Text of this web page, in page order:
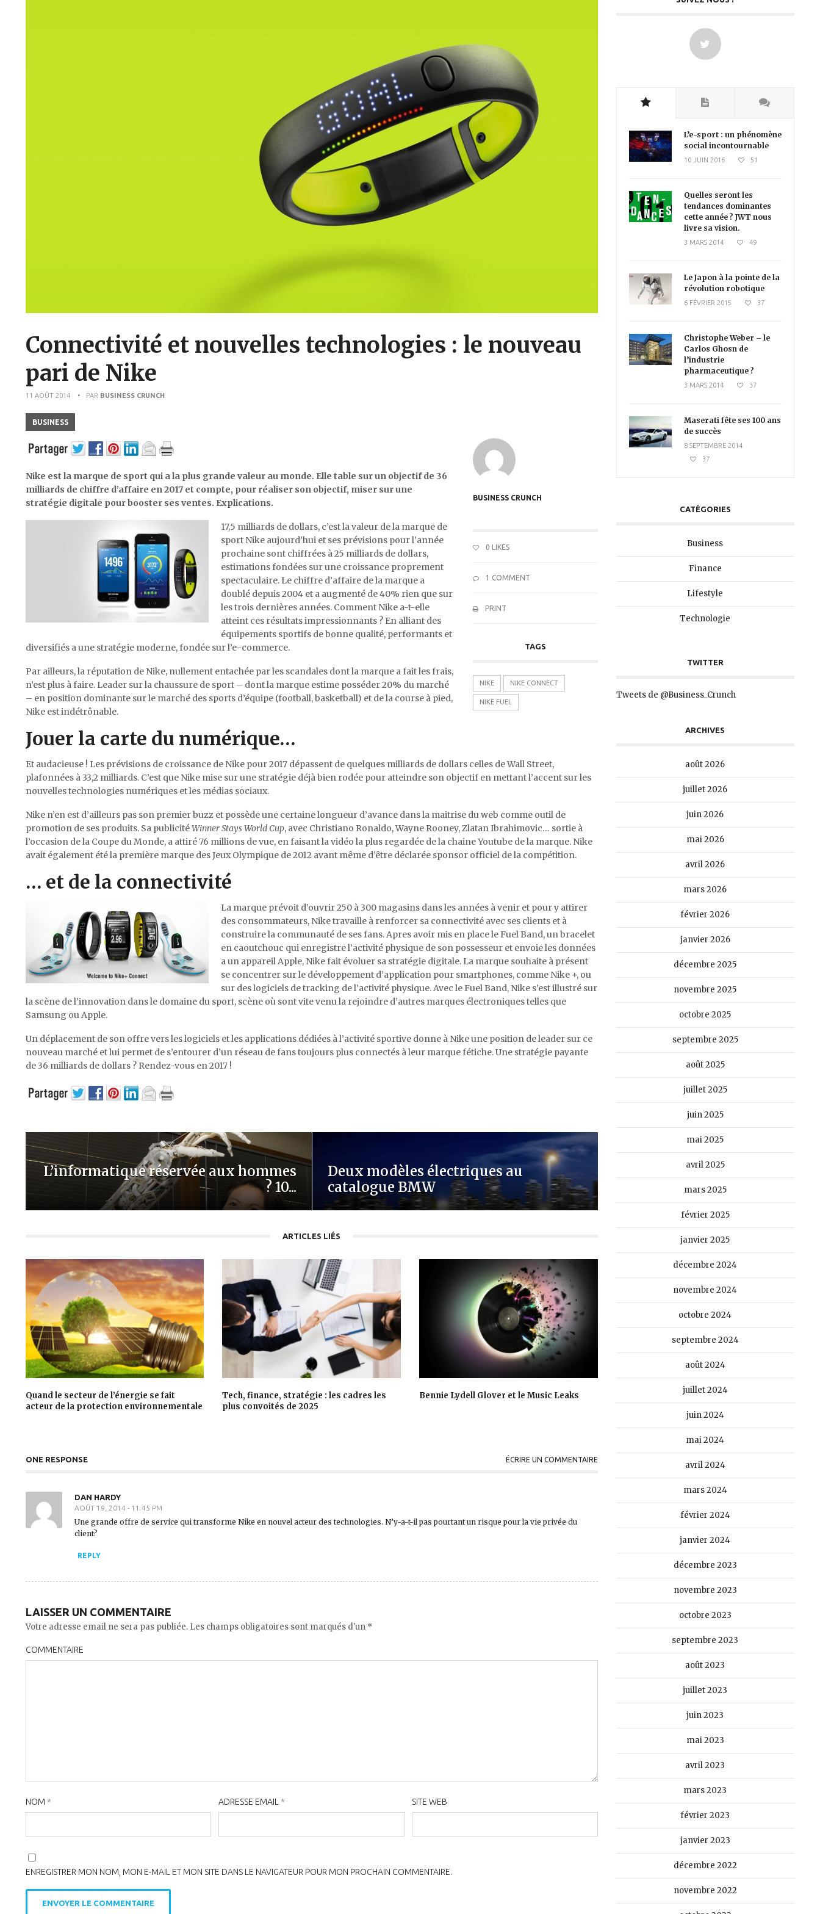
Connectivité et nouvelles technologies : le nouveau
pari de Nike
11 AOÛT 2014 • PAR BUSINESS CRUNCH
BUSINESS
BUSINESS CRUNCH
0 LIKES
1 COMMENT
PRINT
TAGS
NIKE NIKE CONNECT
NIKE FUEL
Nike est la marque de sport qui a la plus grande valeur au monde. Elle table sur un objectif de 36
milliards de chiffre d’affaire en 2017 et compte, pour réaliser son objectif, miser sur une
stratégie digitale pour booster ses ventes. Explications.
17,5 milliards de dollars, c’est la valeur de la marque de
sport Nike aujourd’hui et ses prévisions pour l’année
prochaine sont chiffrées à 25 milliards de dollars,
estimations fondées sur une croissance proprement
spectaculaire. Le chiffre d’affaire de la marque a
doublé depuis 2004 et a augmenté de 40% rien que sur
les trois dernières années. Comment Nike a-t-elle
atteint ces résultats impressionnants ? En alliant des
équipements sportifs de bonne qualité, performants et
diversifiés a une stratégie moderne, fondée sur l’e-commerce.
Par ailleurs, la réputation de Nike, nullement entachée par les scandales dont la marque a fait les frais,
n’est plus à faire. Leader sur la chaussure de sport – dont la marque estime posséder 20% du marché
– en position dominante sur le marché des sports d’équipe (football, basketball) et de la course à pied,
Nike est indétrônable.
Jouer la carte du numérique…
Et audacieuse ! Les prévisions de croissance de Nike pour 2017 dépassent de quelques milliards de dollars celles de Wall Street,
plafonnées à 33,2 milliards. C’est que Nike mise sur une stratégie déjà bien rodée pour atteindre son objectif en mettant l’accent sur les
nouvelles technologies numériques et les médias sociaux.
Nike n’en est d’ailleurs pas son premier buzz et possède une certaine longueur d’avance dans la maitrise du web comme outil de
promotion de ses produits. Sa publicitéWinner Stays World Cup, avec Christiano Ronaldo, Wayne Rooney, Zlatan Ibrahimovic… sortie à
l’occasion de la Coupe du Monde, a attiré 76 millions de vue, en faisant la vidéo la plus regardée de la chaine Youtube de la marque. Nike
avait également été la première marque des Jeux Olympique de 2012 avant même d’être déclarée sponsor officiel de la compétition.
… et de la connectivité
La marque prévoit d’ouvrir 250 à 300 magasins dans les années à venir et pour y attirer
des consommateurs, Nike travaille à renforcer sa connectivité avec ses clients et à
construire la communauté de ses fans. Apres avoir mis en place le Fuel Band, un bracelet
en caoutchouc qui enregistre l’activité physique de son possesseur et envoie les données
a un appareil Apple, Nike fait évoluer sa stratégie digitale. La marque souhaite à présent
se concentrer sur le développement d’application pour smartphones, comme Nike +, ou
sur des logiciels de tracking de l’activité physique. Avec le Fuel Band, Nike s’est illustré sur
la scène de l’innovation dans le domaine du sport, scène où sont vite venu la rejoindre d’autres marques électroniques telles que
Samsung ou Apple.
Un déplacement de son offre vers les logiciels et les applications dédiées à l’activité sportive donne à Nike une position de leader sur ce
nouveau marché et lui permet de s’entourer d’un réseau de fans toujours plus connectés à leur marque fétiche. Une stratégie payante
de 36 milliards de dollars ? Rendez-vous en 2017 !
L’informatique réservée aux hommes
? 10...
Deux modèles électriques au
catalogue BMW
ARTICLES LIÉS
Quand le secteur de l’énergie se fait
acteur de la protection environnementale
Tech, finance, stratégie : les cadres les
plus convoités de 2025
Bennie Lydell Glover et le Music Leaks
ONE RESPONSE ÉCRIRE UN COMMENTAIRE
DAN HARDY
AOÛT 19, 2014 - 11:45 PM
Une grande offre de service qui transforme Nike en nouvel acteur des technologies. N’y-a-t-il pas pourtant un risque pour la vie privée du
client?
REPLY
LAISSER UN COMMENTAIRE
Votre adresse email ne sera pas publiée. Les champs obligatoires sont marqués d'un *
COMMENTAIRE
NOM * ADRESSE EMAIL * SITE WEB
ENREGISTRER MON NOM, MON E-MAIL ET MON SITE DANS LE NAVIGATEUR POUR MON PROCHAIN COMMENTAIRE.
L’e-sport : un phénomène
social incontournable
10 JUIN 2016 51
Quelles seront les
tendances dominantes
cette année ? JWT nous
livre sa vision.
3 MARS 2014 49
Le Japon à la pointe de la
révolution robotique
6 FÉVRIER 2015 37
Christophe Weber – le
Carlos Ghosn de
l’industrie
pharmaceutique ?
3 MARS 2014 37
Maserati fête ses 100 ans
de succès
8 SEPTEMBRE 2014
37
CATÉGORIES
Business
Finance
Lifestyle
Technologie
TWITTER
Tweets de @Business_Crunch
ARCHIVES
août 2026
juillet 2026
juin 2026
mai 2026
avril 2026
mars 2026
février 2026
janvier 2026
décembre 2025
novembre 2025
octobre 2025
septembre 2025
août 2025
juillet 2025
juin 2025
mai 2025
avril 2025
mars 2025
février 2025
janvier 2025
décembre 2024
novembre 2024
octobre 2024
septembre 2024
août 2024
juillet 2024
juin 2024
mai 2024
avril 2024
mars 2024
février 2024
janvier 2024
décembre 2023
novembre 2023
octobre 2023
septembre 2023
août 2023
juillet 2023
juin 2023
mai 2023
avril 2023
mars 2023
février 2023
janvier 2023
décembre 2022
novembre 2022